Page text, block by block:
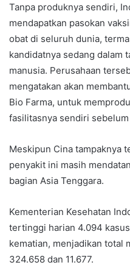
Tanpa produknya sendiri,
mendapatkan pasokan
obat di seluruh dunia,
kandidatnya sedang dalam
manusia. Perusahaan
mengatakan akan
Bio Farma, untuk
fasilitasnya sendiri sebelum
Meskipun Cina tampaknya
penyakit ini masih
bagian Asia Tenggara.
Kementerian Kesehatan
tertinggi harian 4.094
kematian, menjadikan total
324.658 dan 11.677.